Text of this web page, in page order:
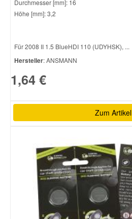
Durchmesser [mm]: 16
Höhe [mm]: 3,2
Für 2008 II 1.5 BlueHDI 110 (UDYHSK), ...
Hersteller: ANSMANN
1,64 €
Zum Artikel